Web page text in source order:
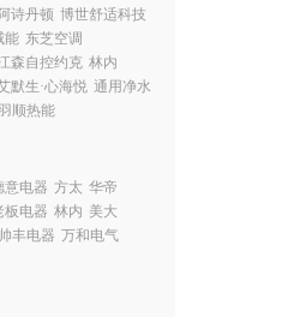
阿诗丹顿 博世舒适科技
能 东芝空调
森自控约克 林内
默生·心海悦 通用净水
顺热能
意电器 方太 华帝
板电器 林内 美大
帅丰电器 万和电气